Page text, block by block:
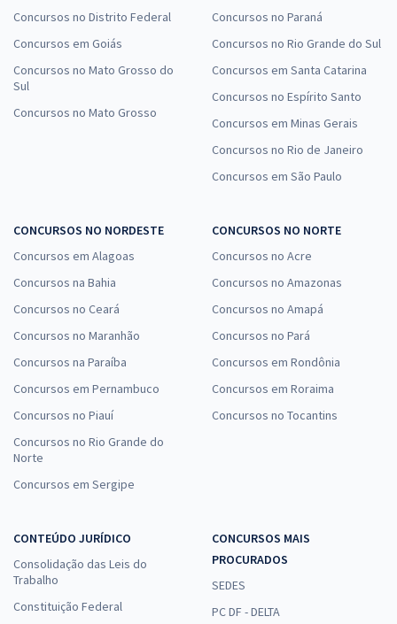
Concursos no Distrito Federal
Concursos em Goiás
Concursos no Mato Grosso do
Sul
Concursos no Mato Grosso
Concursos no Paraná
Concursos no Rio Grande do Sul
Concursos em Santa Catarina
Concursos no Espírito Santo
Concursos em Minas Gerais
Concursos no Rio de Janeiro
Concursos em São Paulo
CONCURSOS NO NORDESTE
Concursos em Alagoas
Concursos na Bahia
Concursos no Ceará
Concursos no Maranhão
Concursos na Paraíba
Concursos em Pernambuco
Concursos no Piauí
Concursos no Rio Grande do
Norte
Concursos em Sergipe
CONCURSOS NO NORTE
Concursos no Acre
Concursos no Amazonas
Concursos no Amapá
Concursos no Pará
Concursos em Rondônia
Concursos em Roraima
Concursos no Tocantins
CONTEÚDO JURÍDICO
Consolidação das Leis do
Trabalho
Constituição Federal
CONCURSOS MAIS
PROCURADOS
SEDES
PC DF - DELTA